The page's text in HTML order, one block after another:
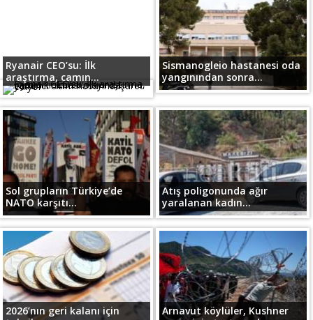
Ryanair CEO’su: İlk
araştırma, camın...
Sismanogleio hastanesi oda
yangınından sonra...
Sol grupların Türkiye’de
NATO karşıtı...
Atış poligonunda ağır
yaralanan kadın...
2026’nın geri kalanı için
Arnavut köylüler, Kushner